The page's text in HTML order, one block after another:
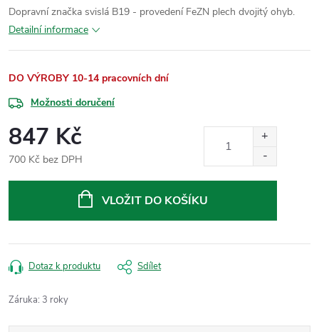
Dopravní značka svislá B19 - provedení FeZN plech dvojitý ohyb.
Detailní informace
DO VÝROBY 10-14 pracovních dní
Možnosti doručení
847 Kč
700 Kč bez DPH
VLOŽIT DO KOŠÍKU
Dotaz k produktu Sdílet
Záruka: 3 roky